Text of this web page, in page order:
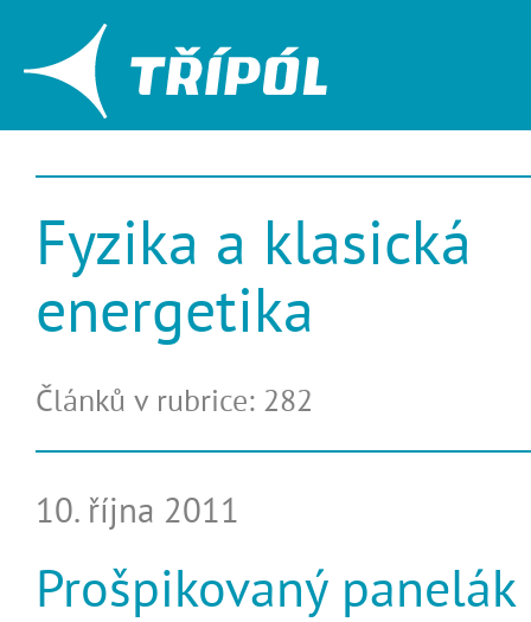
Fyzika a klasická
energetika
Článků v rubrice: 282
10. října 2011
Prošpikovaný panelák